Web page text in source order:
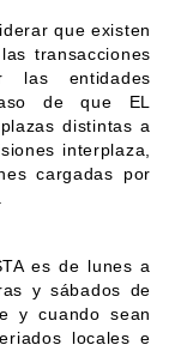
que existen
transacciones
las entidades
de que EL
distintas a
interplaza,
cargadas por
es de lunes a
y sábados de
y cuando sean
locales e